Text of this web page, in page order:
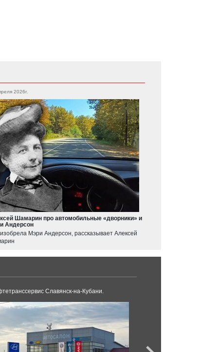
2026г.
Шамарин про автомобильные «дворники» и
Андерсон
Мэри Андерсон, рассказывает Алексей
Славянск-на-Кубани.